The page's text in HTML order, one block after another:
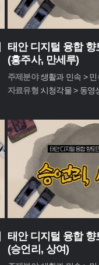
태안 디지털 융합 향
(흥주사, 만세루)
주제분야 :생활과 민속 > 민
자료유형 :시청각물 > 동영
태안 디지털 융합 향
(승언리, 상여)